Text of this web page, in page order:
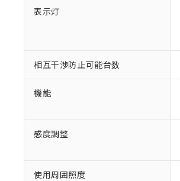
表示灯
相互干渉防止可能台数
機能
感度調整
使用周囲照度